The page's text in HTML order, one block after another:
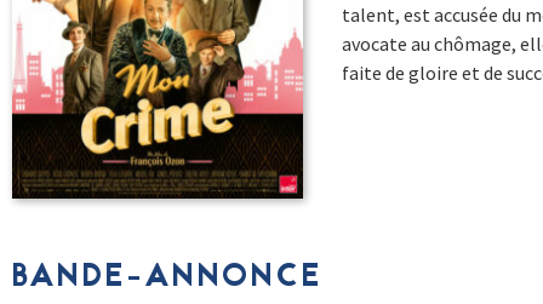
talent, est accusée du
avocate au chômage,
faite de gloire et de
BANDE-ANNONCE